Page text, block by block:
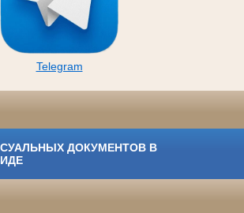
Telegram
ДОКУМЕНТОВ В